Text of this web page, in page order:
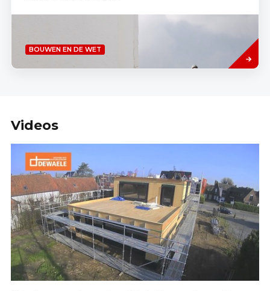
BOUWEN EN DE WET
meer
Videos